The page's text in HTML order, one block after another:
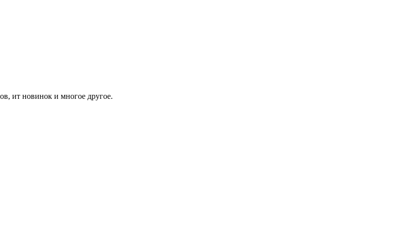
ит новинок и многое другое.